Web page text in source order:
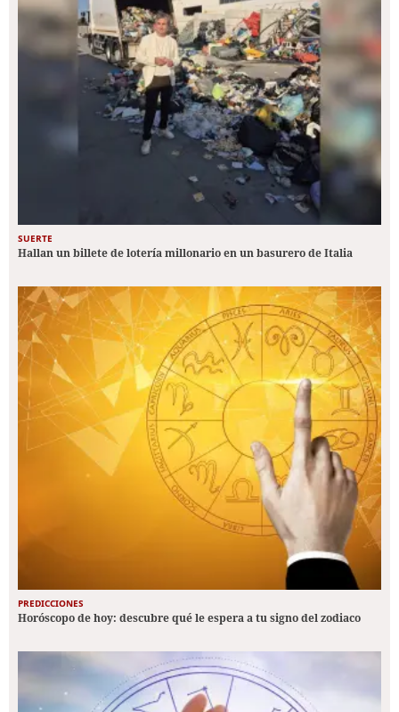
SUERTE
Hallan un billete de lotería millonario en un basurero de Italia
PREDICCIONES
Horóscopo de hoy: descubre qué le espera a tu signo del zodiaco